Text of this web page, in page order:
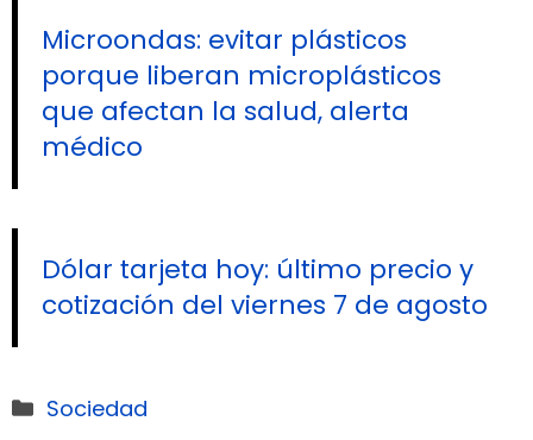
Microondas: evitar plásticos
porque liberan microplásticos
que afectan la salud, alerta
médico
Dólar tarjeta hoy: último precio y
cotización del viernes 7 de agosto
Categorías
Sociedad